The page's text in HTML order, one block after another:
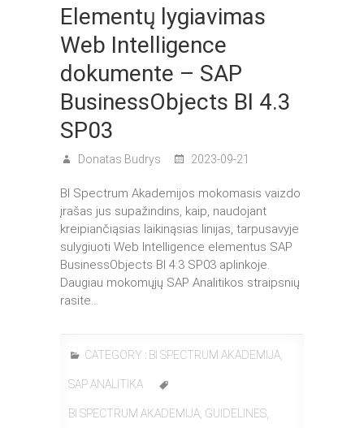
Elementų lygiavimas
Web Intelligence
dokumente – SAP
BusinessObjects BI 4.3
SP03
Donatas Budrys 2023-09-21
BI Spectrum Akademijos mokomasis vaizdo
įrašas jus supažindins, kaip, naudojant
kreipiančiąsias laikinąsias linijas, tarpusavyje
sulygiuoti Web Intelligence elementus SAP
BusinessObjects BI 4.3 SP03 aplinkoje.
Daugiau mokomųjų SAP Analitikos straipsnių
rasite…
CATEGORY : BI SPECTRUM AKADEMIJA
SAP ANALITIKA
BI SPECTRUM AKADEMIJA GUIDELINES